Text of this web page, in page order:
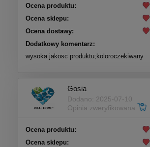
Ocena produktu:
Ocena sklepu:
Ocena dostawy:
Dodatkowy komentarz:
wysoka jakosc produktu;koloroczekiwany
Gosia
Dodano: 2025-07-10
Opinia zweryfikowana
Ocena produktu:
Ocena sklepu: